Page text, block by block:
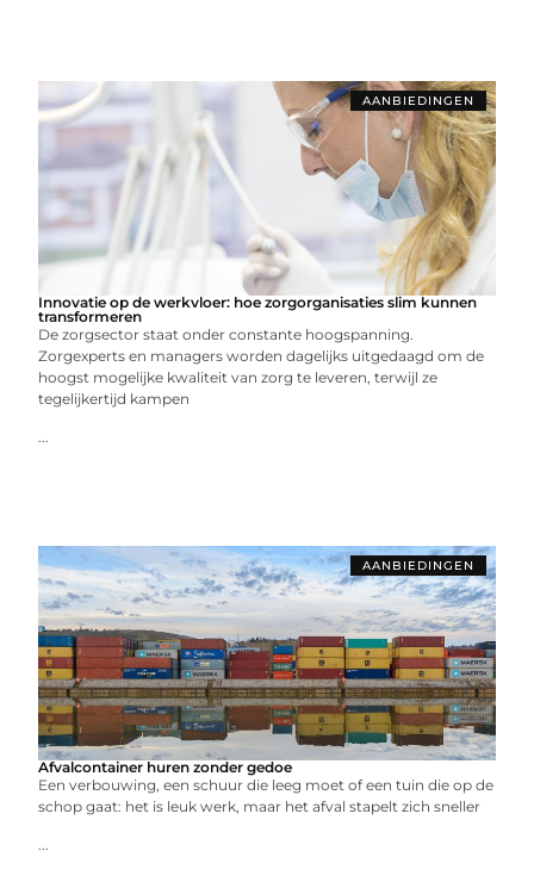
AANBIEDINGEN
Innovatie op de werkvloer: hoe zorgorganisaties slim kunnen
transformeren
De zorgsector staat onder constante hoogspanning.
Zorgexperts en managers worden dagelijks uitgedaagd om de
hoogst mogelijke kwaliteit van zorg te leveren, terwijl ze
tegelijkertijd kampen
...
AANBIEDINGEN
Afvalcontainer huren zonder gedoe
Een verbouwing, een schuur die leeg moet of een tuin die op de
schop gaat: het is leuk werk, maar het afval stapelt zich sneller
...